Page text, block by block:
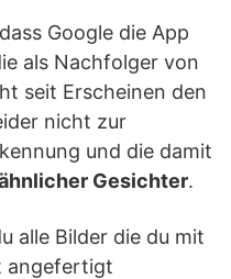
Google die App
als Nachfolger von
seit Erscheinen den
nicht zur
und die damit
Gesichter.
alle Bilder die du mit
angefertigt